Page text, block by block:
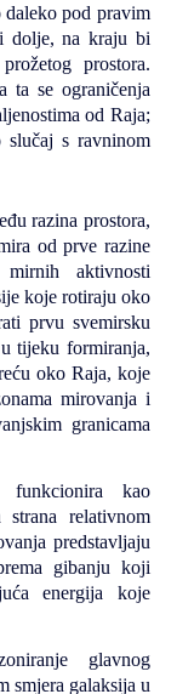
pod pravim
dolje, na kraju bi
prostora.
ta se ograničenja
od Raja;
slučaj s ravninom
razina prostora,
od prve razine
aktivnosti
koje rotiraju oko
prvu svemirsku
tijeku formiranja,
oko Raja, koje
mirovanja i
granicama
funkcionira kao
relativnom
predstavljaju
gibanju koji
energija koje
glavnog
smjera galaksija u